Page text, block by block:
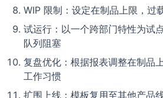
WIP 限制：设定在制品上限，过
试运行：以一个跨部门特性为试
队列阻塞
复盘优化：根据报表调整在制品
工作习惯
扩围上线：模板复用至其他产品